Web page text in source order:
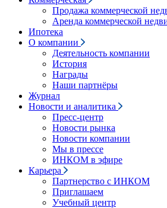
Продажа коммерческой
Аренда коммерческой
Ипотека
О компании
Деятельность компании
История
Награды
Наши партнёры
Журнал
Новости и аналитика
Пресс-центр
Новости рынка
Новости компании
Мы в прессе
ИНКОМ в эфире
Карьера
Партнерство с ИНКОМ
Приглашаем
Учебный центр